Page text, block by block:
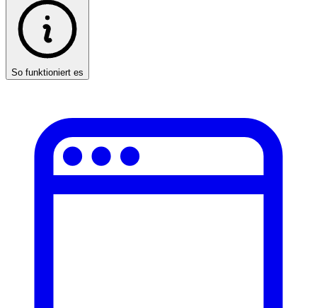
So funktioniert es